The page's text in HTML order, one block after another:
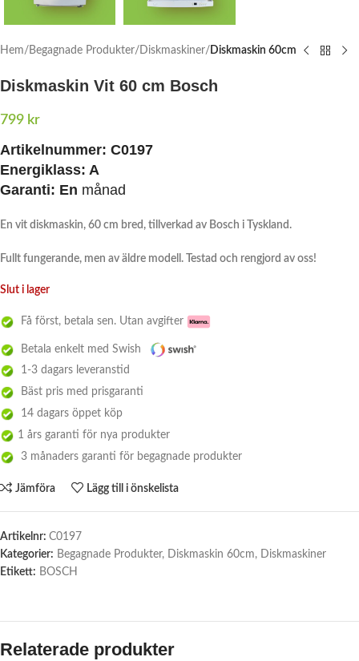
Hem Begagnade Produkter Diskmaskiner Diskmaskin 60cm
Diskmaskin Vit 60 cm Bosch
799 kr
Artikelnummer: C0197
Energiklass: A
Garanti: En månad
En vit diskmaskin, 60 cm bred, tillverkad av Bosch i Tyskland.
Fullt fungerande, men av äldre modell. Testad och rengjord av oss!
Slut i lager
Få först, betala sen. Utan avgifter
Betala enkelt med Swish
1-3 dagars leveranstid
Bäst pris med prisgaranti
14 dagars öppet köp
1 års garanti för nya produkter
3 månaders garanti för begagnade produkter
Jämföra Lägg till i önskelista
Artikelnr: C0197
Kategorier: Begagnade Produkter, Diskmaskin 60cm, Diskmaskiner
Etikett: BOSCH
Relaterade produkter